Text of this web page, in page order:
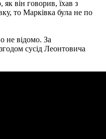
він говорив, їхав з
то Марківка була не по
не відомо. За
сусід Леонтовича